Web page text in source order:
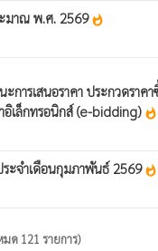
มาณ พ.ศ. 2569whatshot
ะการเสนอราคา ประกวด
อิเล็กทรอนิกส์ (e-bidding) whatshot
ระจำเดือนกุมภาพันธ์ 2569whatshot
มด 121 รายการ)